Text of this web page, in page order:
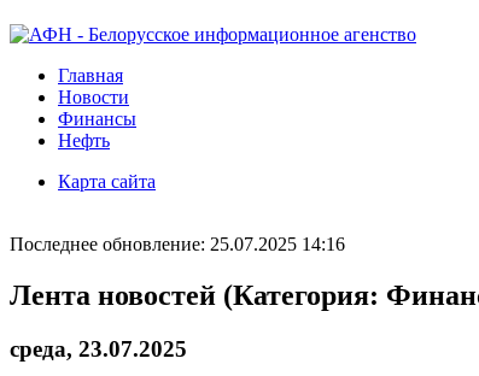
Главная
Новости
Финансы
Нефть
Карта сайта
Последнее обновление: 25.07.2025 14:16
Лента новостей (Категория:
среда, 23.07.2025